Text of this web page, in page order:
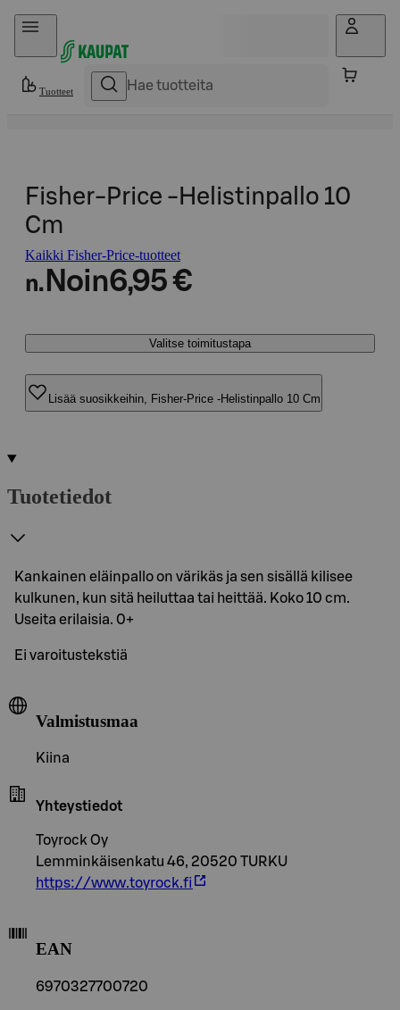
Hyppää sisältöön
Tuotteet
Fisher-Price -Helistinpallo 10
Cm
Kaikki Fisher-Price-tuotteet
n. Noin6,95 €
Valitse toimitustapa
Lisää suosikkeihin, Fisher-Price -Helistinpallo 10 Cm
Tuotetiedot
Kankainen eläinpallo on värikäs ja sen sisällä kilisee
kulkunen, kun sitä heiluttaa tai heittää. Koko 10 cm.
Useita erilaisia. 0+
Ei varoitustekstiä
Valmistusmaa
Kiina
Yhteystiedot
Toyrock Oy
Lemminkäisenkatu 46, 20520 TURKU
https://www.toyrock.fi
EAN
6970327700720